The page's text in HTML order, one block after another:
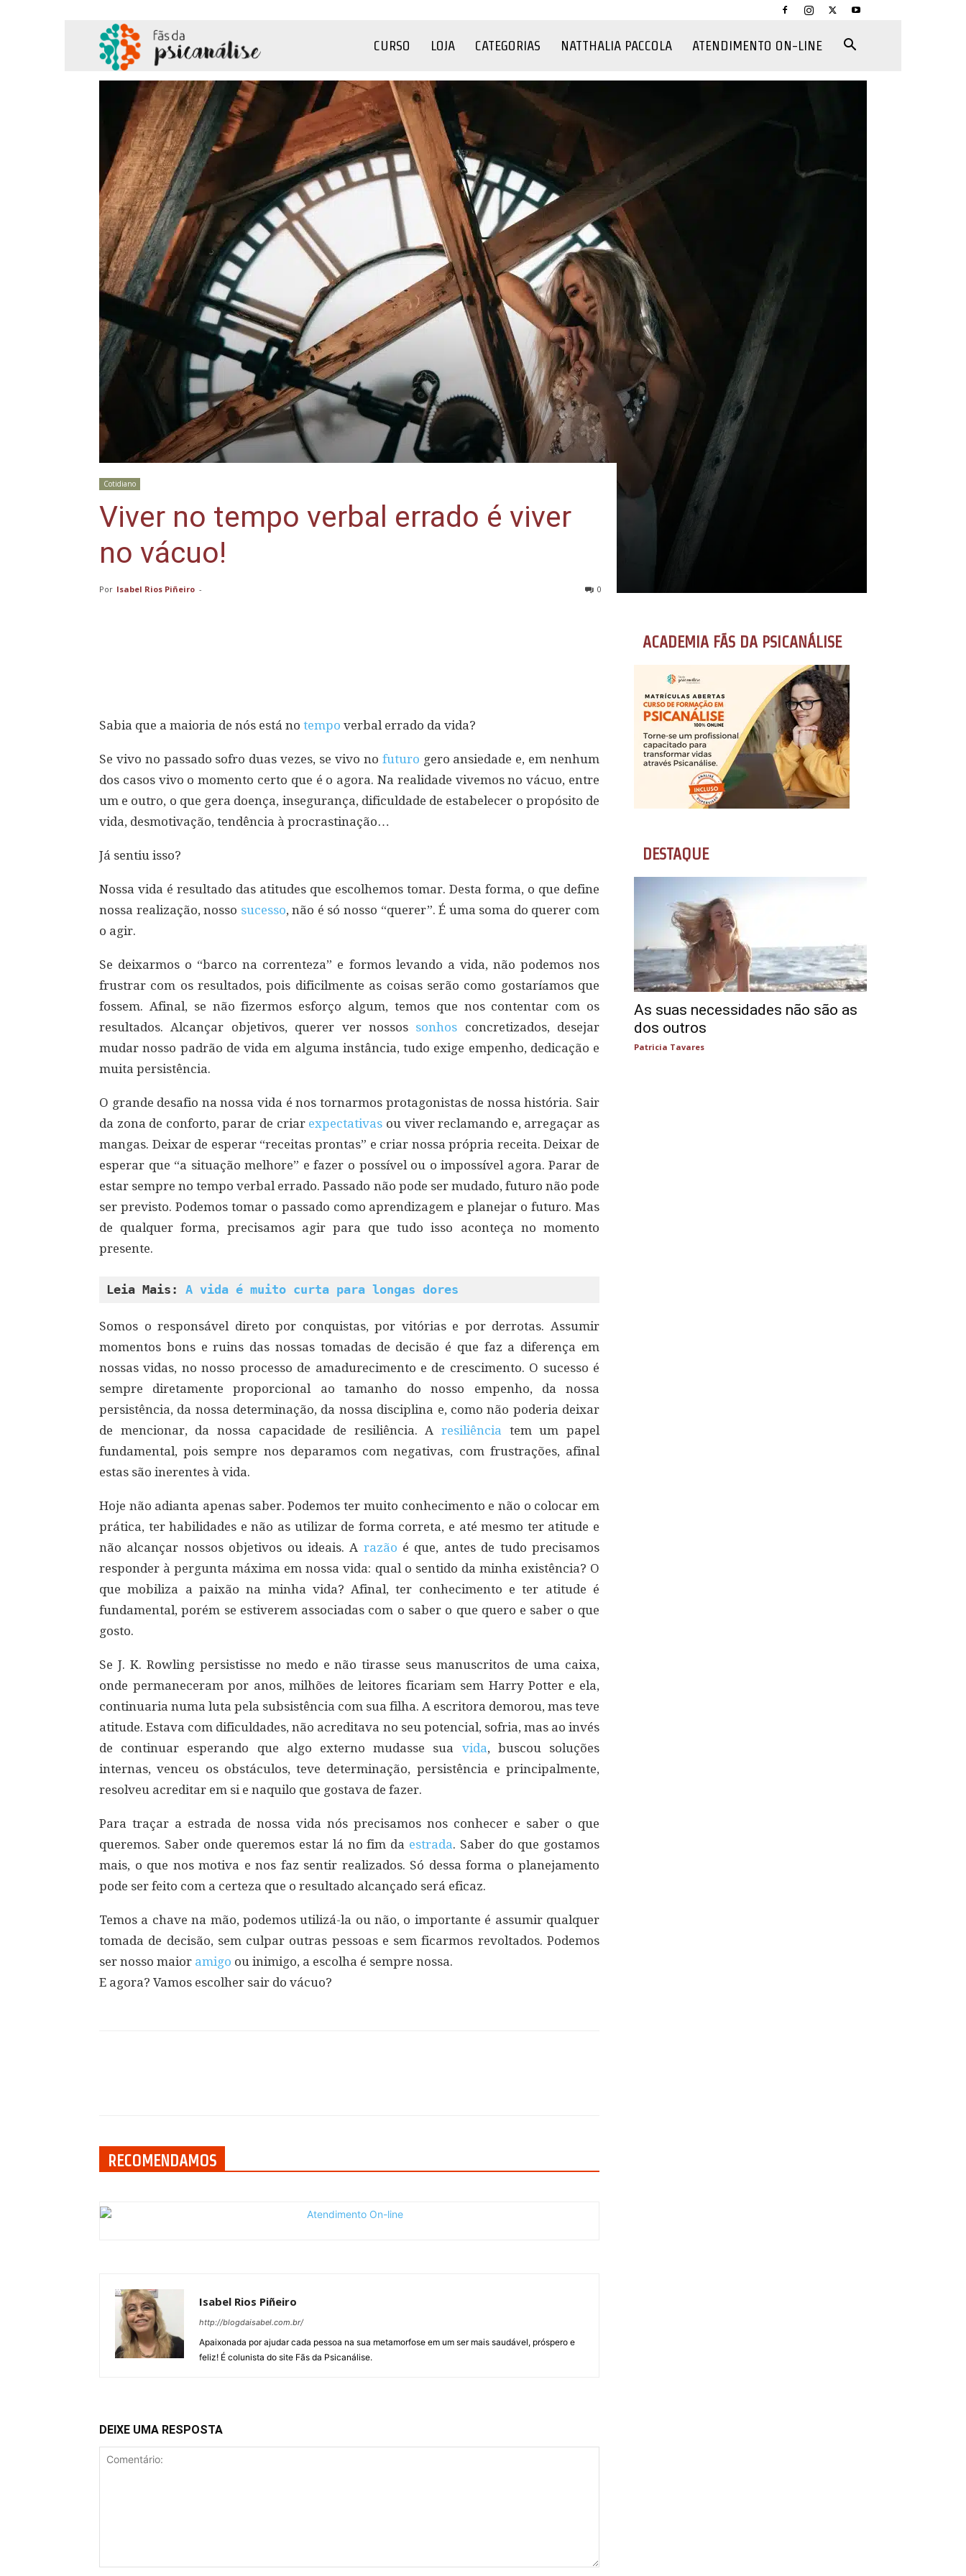
Psicanálise
CURSO LOJA CATEGORIAS NATTHALIA PACCOLA ATENDIMENTO ON-LINE
Cotidiano
Viver no tempo verbal errado é viver
no vácuo!
Por Isabel Rios Piñeiro - 0
Sabia que a maioria de nós está no tempo verbal errado da vida?
Se vivo no passado sofro duas vezes, se vivo no futuro gero ansiedade e, em nenhum
dos casos vivo o momento certo que é o agora. Na realidade vivemos no vácuo, entre
um e outro, o que gera doença, insegurança, dificuldade de estabelecer o propósito de
vida, desmotivação, tendência à procrastinação…
Já sentiu isso?
Nossa vida é resultado das atitudes que escolhemos tomar. Desta forma, o que define
nossa realização, nosso sucesso, não é só nosso “querer”. É uma soma do querer com
o agir.
Se deixarmos o “barco na correnteza” e formos levando a vida, não podemos nos
frustrar com os resultados, pois dificilmente as coisas serão como gostaríamos que
fossem. Afinal, se não fizermos esforço algum, temos que nos contentar com os
resultados. Alcançar objetivos, querer ver nossos sonhos concretizados, desejar
mudar nosso padrão de vida em alguma instância, tudo exige empenho, dedicação e
muita persistência.
O grande desafio na nossa vida é nos tornarmos protagonistas de nossa história. Sair
da zona de conforto, parar de criar expectativas ou viver reclamando e, arregaçar as
mangas. Deixar de esperar “receitas prontas” e criar nossa própria receita. Deixar de
esperar que “a situação melhore” e fazer o possível ou o impossível agora. Parar de
estar sempre no tempo verbal errado. Passado não pode ser mudado, futuro não pode
ser previsto. Podemos tomar o passado como aprendizagem e planejar o futuro. Mas
de qualquer forma, precisamos agir para que tudo isso aconteça no momento
presente.
Leia Mais: A vida é muito curta para longas dores
Somos o responsável direto por conquistas, por vitórias e por derrotas. Assumir
momentos bons e ruins das nossas tomadas de decisão é que faz a diferença em
nossas vidas, no nosso processo de amadurecimento e de crescimento. O sucesso é
sempre diretamente proporcional ao tamanho do nosso empenho, da nossa
persistência, da nossa determinação, da nossa disciplina e, como não poderia deixar
de mencionar, da nossa capacidade de resiliência. Aresiliência tem um papel
fundamental, pois sempre nos deparamos com negativas, com frustrações, afinal
estas são inerentes à vida.
Hoje não adianta apenas saber. Podemos ter muito conhecimento e não o colocar em
prática, ter habilidades e não as utilizar de forma correta, e até mesmo ter atitude e
não alcançar nossos objetivos ou ideais. A razão é que, antes de tudo precisamos
responder à pergunta máxima em nossa vida: qual o sentido da minha existência? O
que mobiliza a paixão na minha vida? Afinal, ter conhecimento e ter atitude é
fundamental, porém se estiverem associadas com o saber o que quero e saber o que
gosto.
Se J. K. Rowling persistisse no medo e não tirasse seus manuscritos de uma caixa,
onde permaneceram por anos, milhões de leitores ficariam sem Harry Potter e ela,
continuaria numa luta pela subsistência com sua filha. A escritora demorou, mas teve
atitude. Estava com dificuldades, não acreditava no seu potencial, sofria, mas ao invés
de continuar esperando que algo externo mudasse sua vida, buscou soluções
internas, venceu os obstáculos, teve determinação, persistência e principalmente,
resolveu acreditar em si e naquilo que gostava de fazer.
Para traçar a estrada de nossa vida nós precisamos nos conhecer e saber o que
queremos. Saber onde queremos estar lá no fim da estrada. Saber do que gostamos
mais, o que nos motiva e nos faz sentir realizados. Só dessa forma o planejamento
pode ser feito com a certeza que o resultado alcançado será eficaz.
Temos a chave na mão, podemos utilizá-la ou não, o importante é assumir qualquer
tomada de decisão, sem culpar outras pessoas e sem ficarmos revoltados. Podemos
ser nosso maior amigo ou inimigo, a escolha é sempre nossa.
E agora? Vamos escolher sair do vácuo?
RECOMENDAMOS
Isabel Rios Piñeiro
http://blogdaisabel.com.br/
Apaixonada por ajudar cada pessoa na sua metamorfose em um ser mais saudável, próspero e
feliz! É colunista do site Fãs da Psicanálise.
DEIXE UMA RESPOSTA
ACADEMIA FÃS DA PSICANÁLISE
DESTAQUE
As suas necessidades não são as
dos outros
Patricia Tavares